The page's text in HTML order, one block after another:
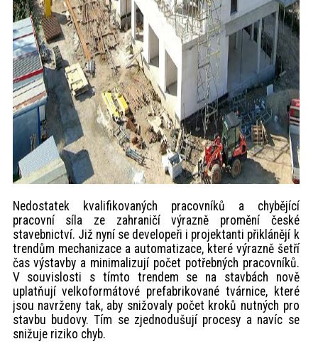
Nedostatek kvalifikovaných pracovníků a chybějící
pracovní síla ze zahraničí výrazně promění české
stavebnictví. Již nyní se developeři i projektanti přiklánějí k
trendům mechanizace a automatizace, které výrazně šetří
čas výstavby a minimalizují počet potřebných pracovníků.
V souvislosti s tímto trendem se na stavbách nově
uplatňují velkoformátové prefabrikované tvárnice, které
jsou navrženy tak, aby snižovaly počet kroků nutných pro
stavbu budovy. Tím se zjednodušují procesy a navíc se
snižuje riziko chyb.